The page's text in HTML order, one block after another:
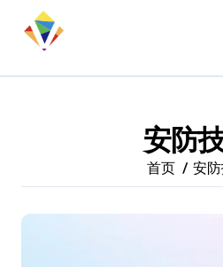
安防
首页 安